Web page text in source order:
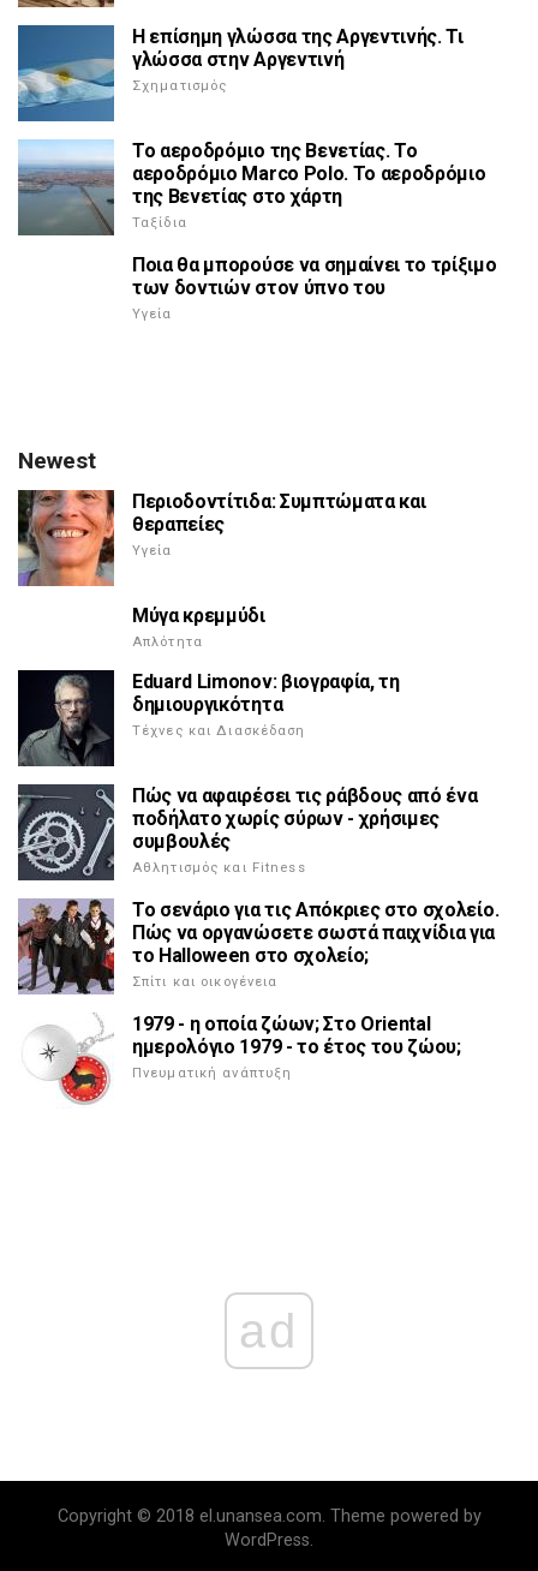
Η επίσημη γλώσσα της Αργεντινής. Τι
γλώσσα στην Αργεντινή
Σχηματισμός
Το αεροδρόμιο της Βενετίας. Το
αεροδρόμιο Marco Polo. Το αεροδρόμιο
της Βενετίας στο χάρτη
Ταξίδια
Ποια θα μπορούσε να σημαίνει το τρίξιμο
των δοντιών στον ύπνο του
Υγεία
Newest
Περιοδοντίτιδα: Συμπτώματα και
θεραπείες
Υγεία
Μύγα κρεμμύδι
Απλότητα
Eduard Limonov: βιογραφία, τη
δημιουργικότητα
Τέχνες και Διασκέδαση
Πώς να αφαιρέσει τις ράβδους από ένα
ποδήλατο χωρίς σύρων - χρήσιμες
συμβουλές
Αθλητισμός και Fitness
Το σενάριο για τις Απόκριες στο σχολείο.
Πώς να οργανώσετε σωστά παιχνίδια για
το Halloween στο σχολείο;
Σπίτι και οικογένεια
1979 - η οποία ζώων; Στο Oriental
ημερολόγιο 1979 - το έτος του ζώου;
Πνευματική ανάπτυξη
ad
Copyright © 2018 el.unansea.com. Theme powered by
WordPress.